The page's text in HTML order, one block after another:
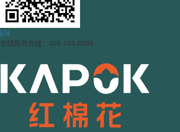
EN
全球服务热线：400-163-0388